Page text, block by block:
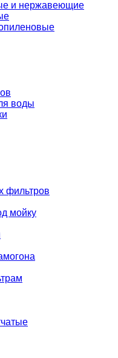
и нержавеющие
воды
фильтров
мойку